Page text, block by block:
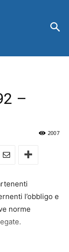
–
2007
l’obbligo e
norme